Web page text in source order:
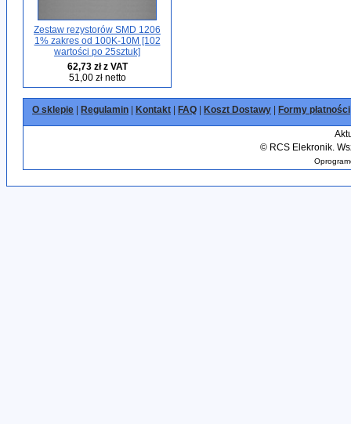
Zestaw rezystorów SMD 1206
1% zakres od 100K-10M [102
wartości po 25sztuk]
62,73 zł z VAT
51,00 zł netto
O sklepie Regulamin Kontakt FAQ Koszt Dostawy Formy płatności
©RCS Elekronik.